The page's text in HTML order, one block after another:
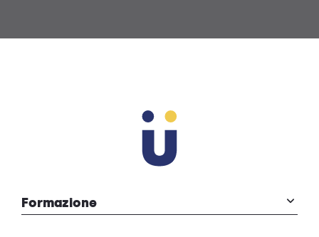
Formazione